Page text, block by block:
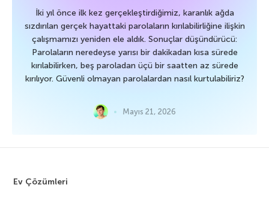
İki yıl önce ilk kez gerçekleştirdiğimiz, karanlık ağda
sızdırılan gerçek hayattaki parolaların kırılabilirliğine ilişkin
çalışmamızı yeniden ele aldık. Sonuçlar düşündürücü:
Parolaların neredeyse yarısı bir dakikadan kısa sürede
kırılabilirken, beş paroladan üçü bir saatten az sürede
kırılıyor. Güvenli olmayan parolalardan nasıl kurtulabiliriz?
Mayıs 21, 2026
Ev Çözümleri